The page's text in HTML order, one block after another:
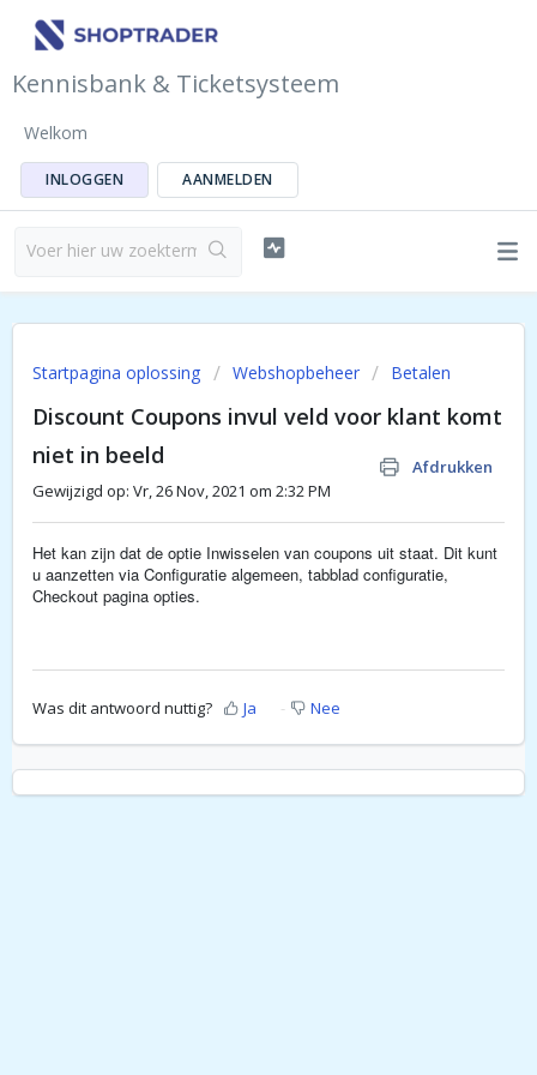
Kennisbank & Ticketsysteem
Welkom
INLOGGEN AANMELDEN
Startpagina oplossing Webshopbeheer Betalen
Discount Coupons invul veld voor klant komt
niet in beeld
Afdrukken
Gewijzigd op: Vr, 26 Nov, 2021 om 2:32 PM
Het kan zijn dat de optie Inwisselen van coupons uit staat. Dit kunt
u aanzetten via Configuratie algemeen, tabblad configuratie,
Checkout pagina opties.
Was dit antwoord nuttig? Ja Nee